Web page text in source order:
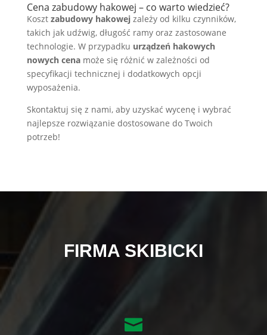
Cena zabudowy hakowej – co warto wiedzieć?
Koszt zabudowy hakowejzależy od kilku czynników,
takich jak udźwig, długość ramy oraz zastosowane
technologie. W przypadku urządzeń hakowych
nowych cenamoże się różnić w zależności od
specyfikacji technicznej i dodatkowych opcji
wyposażenia.
Skontaktuj się z nami, aby uzyskać wycenę i wybrać
najlepsze rozwiązanie dostosowane do Twoich
potrzeb!
FIRMA SKIBICKI
